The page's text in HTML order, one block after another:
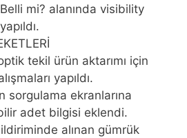
mi? alanında visibility
tekil ürün aktarımı için
yapıldı.
sorgulama ekranlarına
adet bilgisi eklendi.
alınan gümrük